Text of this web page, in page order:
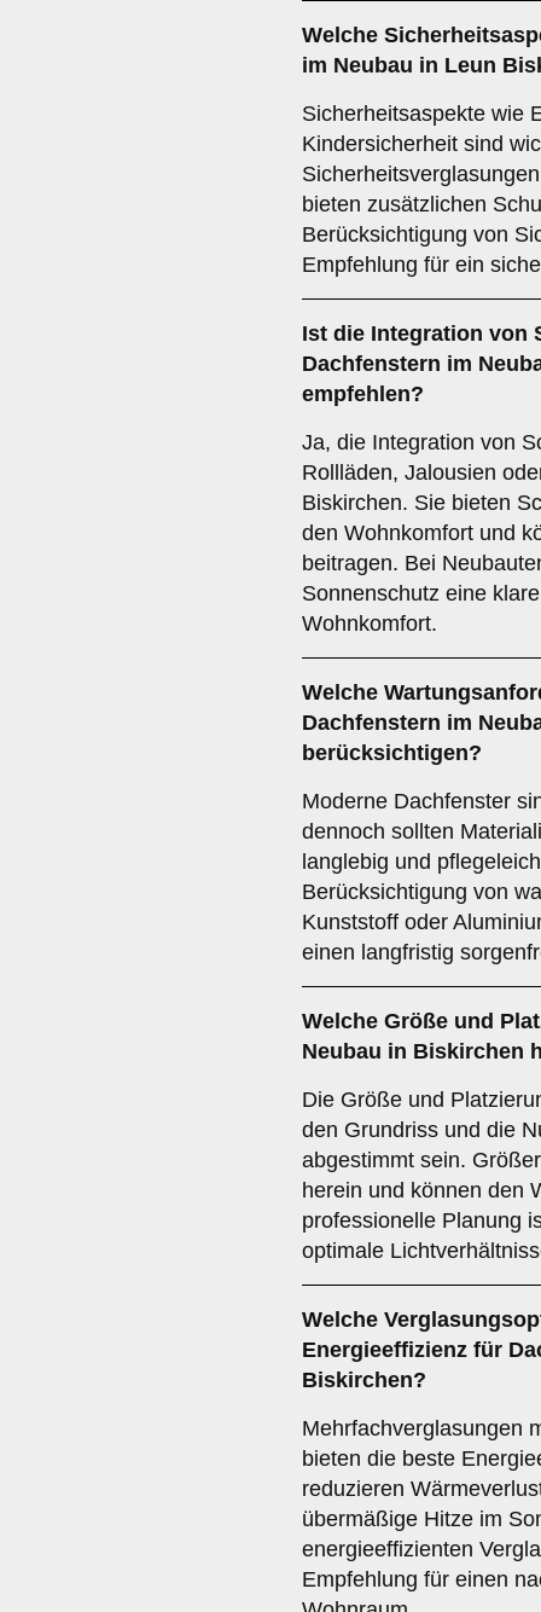
Welche
im Neubau in Leun
Sicherheitsaspekte wie
Kindersicherheit sind
bieten zusätzlichen
Berücksichtigung von
Empfehlung für ein
Ist die Integration von
Dachfenstern im
empfehlen?
Ja, die Integration von
Rollläden, Jalousien
Biskirchen. Sie bieten
den Wohnkomfort und
beitragen. Bei
Sonnenschutz eine
Wohnkomfort.
Welche
Dachfenstern im
berücksichtigen?
Moderne Dachfenster
dennoch sollten
langlebig und
Berücksichtigung von
Kunststoff oder
einen langfristig
Welche Größe und
Neubau in Biskirchen
Die Größe und
den Grundriss und die
abgestimmt sein.
herein und können den
professionelle Planung
optimale
Welche
Energieeffizienz für
Biskirchen?
Mehrfachverglasungen
bieten die beste
reduzieren
übermäßige Hitze im
energieeffizienten
Empfehlung für einen